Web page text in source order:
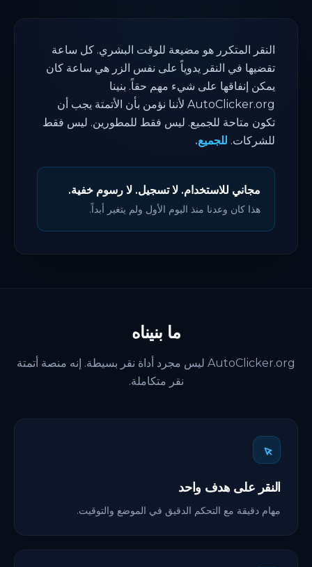
النقر المتكرر هو مضيعة للوقت البشري. كل ساعة
تقضيها في النقر يدوياً على نفس الزر هي ساعة كان
يمكن إنفاقها على شيء مهم حقاً. بنينا
AutoClicker.org لأننا نؤمن بأن الأتمتة يجب أن
تكون متاحة للجميع. ليس فقط للمطورين. ليس فقط
للشركات. للجميع.
مجاني للاستخدام. لا تسجيل. لا رسوم خفية.
هذا كان وعدنا منذ اليوم الأول ولم يتغير أبداً.
ما بنيناه
AutoClicker.org ليس مجرد أداة نقر بسيطة. إنه منصة أتمتة
نقر متكاملة.
النقر على هدف واحد
مهام دقيقة مع التحكم الدقيق في الموضع والتوقيت.